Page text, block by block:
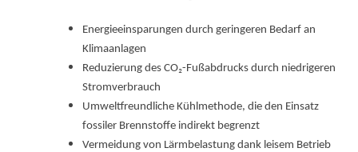
Energieeinsparungen durch geringeren Bedarf an
Klimaanlagen
Reduzierung des CO₂-Fußabdrucks durch niedrigeren
Stromverbrauch
Umweltfreundliche Kühlmethode, die den Einsatz
fossiler Brennstoffe indirekt begrenzt
Vermeidung von Lärmbelastung dank leisem Betrieb